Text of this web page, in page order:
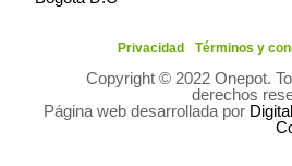
Privacidad Términos y
Copyright © 2022 Onepot.
derechos
Página web desarrollada por